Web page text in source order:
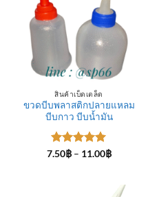
สินค้าเบ็ดเตล็ด
ขวดบีบพลาสติกปลายแหลม
บีบกาว บีบน้ำมัน
ให้คะแนน
7.50฿ – 11.00฿Price
11.00฿